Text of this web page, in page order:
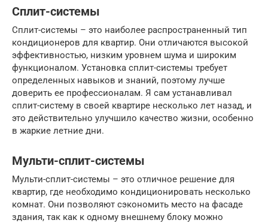
Сплит-системы
Сплит-системы – это наиболее распространенный тип
кондиционеров для квартир. Они отличаются высокой
эффективностью, низким уровнем шума и широким
функционалом. Установка сплит-системы требует
определенных навыков и знаний, поэтому лучше
доверить ее профессионалам. Я сам устанавливал
сплит-систему в своей квартире несколько лет назад, и
это действительно улучшило качество жизни, особенно
в жаркие летние дни.
Мульти-сплит-системы
Мульти-сплит-системы – это отличное решение для
квартир, где необходимо кондиционировать несколько
комнат. Они позволяют сэкономить место на фасаде
здания, так как к одному внешнему блоку можно